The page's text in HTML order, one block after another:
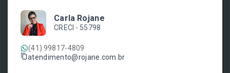
Carla Rojane
CRECI - 55798
(41) 99817-4809
atendimento@rojane.com.br